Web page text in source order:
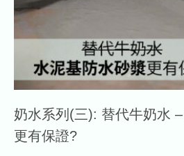
奶水系列(三): 替代牛奶水
更有保證?